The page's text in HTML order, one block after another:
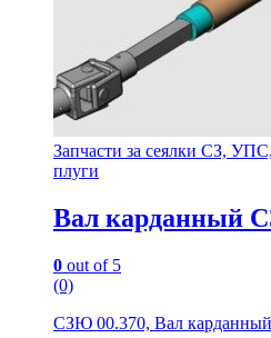
Запчасти за сеялки СЗ,
плуги
Вал карданный
0 out of 5
(0)
СЗЮ 00.370, Вал